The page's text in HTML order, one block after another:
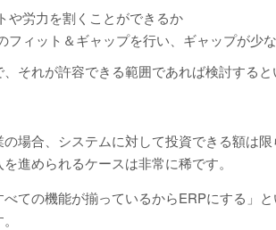
や労力を割くことができるか
フィット＆ギャップを行い、ギャップが少
それが許容できる範囲であれば検討すると
の場合、システムに対して投資できる額は
進められるケースは非常に稀です。
ての機能が揃っているからERPにする」